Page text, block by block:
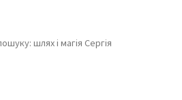
шлях і магія Сергія